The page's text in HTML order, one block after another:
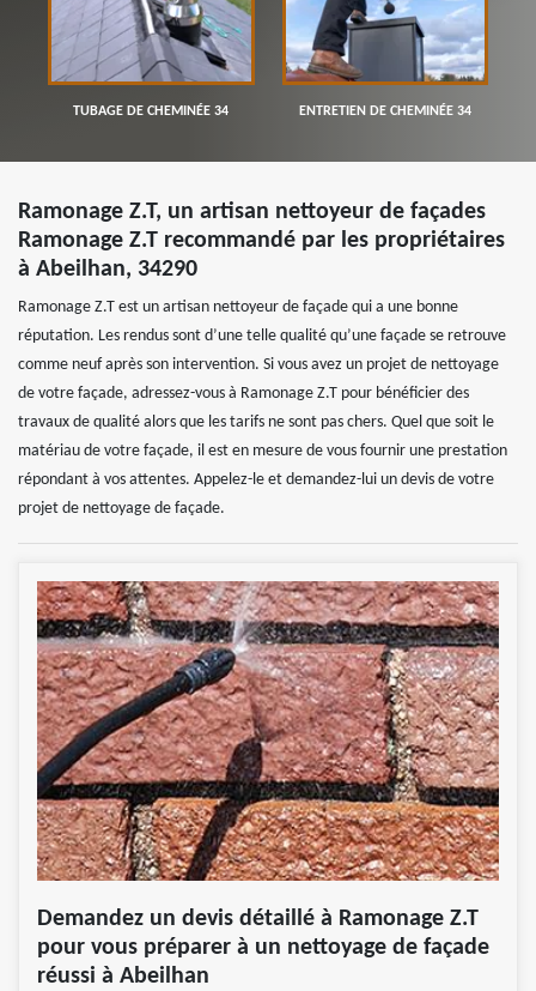
TUBAGE DE CHEMINÉE 34 ENTRETIEN DE CHEMINÉE 34
Ramonage Z.T, un artisan nettoyeur de façades
Ramonage Z.T recommandé par les propriétaires
à Abeilhan, 34290
Ramonage Z.T est un artisan nettoyeur de façade qui a une bonne
réputation. Les rendus sont d’une telle qualité qu’une façade se retrouve
comme neuf après son intervention. Si vous avez un projet de nettoyage
de votre façade, adressez-vous à Ramonage Z.T pour bénéficier des
travaux de qualité alors que les tarifs ne sont pas chers. Quel que soit le
matériau de votre façade, il est en mesure de vous fournir une prestation
répondant à vos attentes. Appelez-le et demandez-lui un devis de votre
projet de nettoyage de façade.
Demandez un devis détaillé à Ramonage Z.T
pour vous préparer à un nettoyage de façade
réussi à Abeilhan